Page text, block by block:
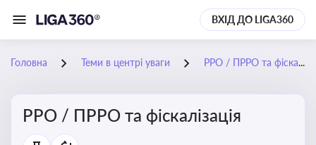
ВХІД ДО LIGA360
Головна Теми в центрі уваги РРО / ПРРО та фіскалізація
РРО / ПРРО та фіскалізація